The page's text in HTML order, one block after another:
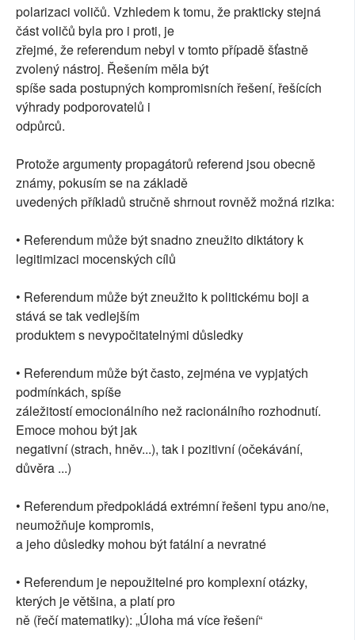
polarizaci voličů. Vzhledem k tomu, že prakticky stejná
část voličů byla pro i proti, je
zřejmé, že referendum nebyl v tomto případě šťastně
zvolený nástroj. Řešením měla být
spíše sada postupných kompromisních řešení, řešících
výhrady podporovatelů i
odpůrců.
Protože argumenty propagátorů referend jsou obecně
známy, pokusím se na základě
uvedených příkladů stručně shrnout rovněž možná rizika:
• Referendum může být snadno zneužito diktátory k
legitimizaci mocenských cílů
• Referendum může být zneužito k politickému boji a
stává se tak vedlejším
produktem s nevypočitatelnými důsledky
• Referendum může být často, zejména ve vypjatých
podmínkách, spíše
záležitostí emocionálního než racionálního rozhodnutí.
Emoce mohou být jak
negativní (strach, hněv...), tak i pozitivní (očekávání,
důvěra ...)
• Referendum předpokládá extrémní řešeni typu ano/ne,
neumožňuje kompromis,
a jeho důsledky mohou být fatální a nevratné
• Referendum je nepoužitelné pro komplexní otázky,
kterých je většina, a platí pro
ně (řečí matematiky): „Úloha má více řešení“